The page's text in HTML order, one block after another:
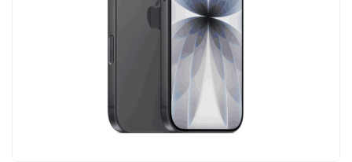
Все категории (12)
Все категории (9)
Все категории (17)